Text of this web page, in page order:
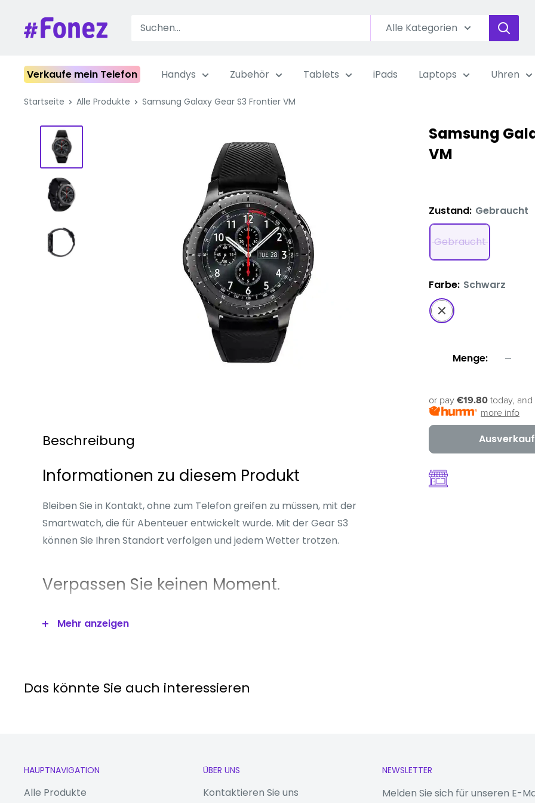
Inhalt
springen
Fonez Alle Kategorien
Verkaufe mein Telefon Handys Zubehör Tablets iPads Laptops Uhren
Startseite Alle Produkte Samsung Galaxy Gear S3 Frontier VM
Samsung
VM
Zustand: Gebraucht
Gebraucht
Farbe: Schwarz
Schwarz
Menge:
or pay €19.80 today,
more info
Beschreibung
Informationen zu diesem Produkt
Bleiben Sie in Kontakt, ohne zum Telefon greifen zu müssen, mit der
Smartwatch, die für Abenteuer entwickelt wurde. Mit der Gear S3
können Sie Ihren Standort verfolgen und jedem Wetter trotzen.
Verpassen Sie keinen Moment.
und Benachrichtigungen empfangen, ohne zum Telefon greifen zu
sofort überprüfen können.
Mehr anzeigen
Das könnte Sie auch interessieren
HAUPTNAVIGATION
Alle Produkte
ÜBER UNS
Kontaktieren Sie uns
NEWSLETTER
Melden Sie sich für unseren E-